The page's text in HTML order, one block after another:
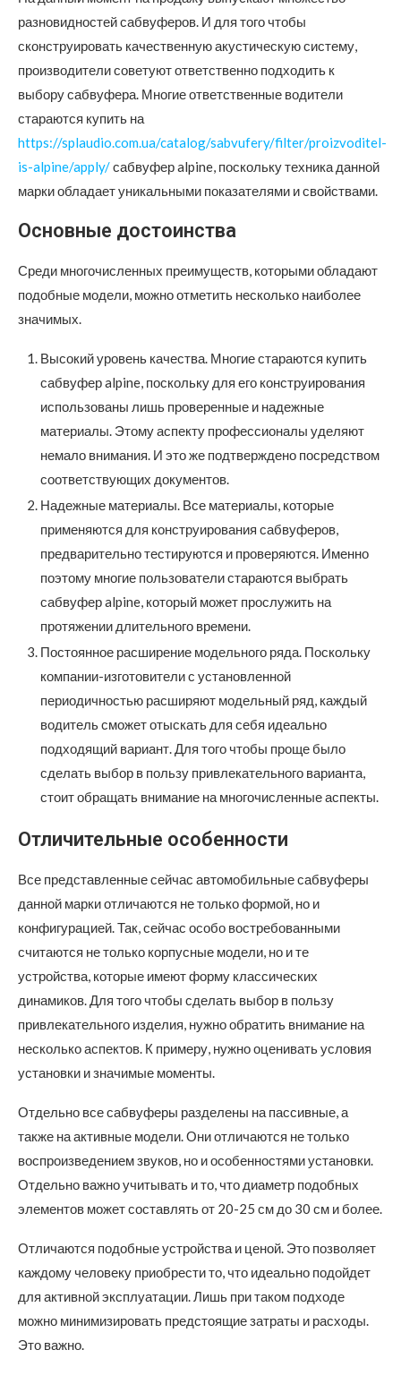
разновидностей сабвуферов. И для того чтобы
сконструировать качественную акустическую систему,
производители советуют ответственно подходить к
выбору сабвуфера. Многие ответственные водители
стараются купить на
https://splaudio.com.ua/catalog/sabvufery/filter/proizvoditel-
is-alpine/apply/сабвуфер alpine, поскольку техника данной
марки обладает уникальными показателями и свойствами.
Основные достоинства
Среди многочисленных преимуществ, которыми обладают
подобные модели, можно отметить несколько наиболее
значимых.
Высокий уровень качества. Многие стараются купить
сабвуфер alpine, поскольку для его конструирования
использованы лишь проверенные и надежные
материалы. Этому аспекту профессионалы уделяют
немало внимания. И это же подтверждено посредством
соответствующих документов.
Надежные материалы. Все материалы, которые
применяются для конструирования сабвуферов,
предварительно тестируются и проверяются. Именно
поэтому многие пользователи стараются выбрать
сабвуфер alpine, который может прослужить на
протяжении длительного времени.
Постоянное расширение модельного ряда. Поскольку
компании-изготовители с установленной
периодичностью расширяют модельный ряд, каждый
водитель сможет отыскать для себя идеально
подходящий вариант. Для того чтобы проще было
сделать выбор в пользу привлекательного варианта,
стоит обращать внимание на многочисленные аспекты.
Отличительные особенности
Все представленные сейчас автомобильные сабвуферы
данной марки отличаются не только формой, но и
конфигурацией. Так, сейчас особо востребованными
считаются не только корпусные модели, но и те
устройства, которые имеют форму классических
динамиков. Для того чтобы сделать выбор в пользу
привлекательного изделия, нужно обратить внимание на
несколько аспектов. К примеру, нужно оценивать условия
установки и значимые моменты.
Отдельно все сабвуферы разделены на пассивные, а
также на активные модели. Они отличаются не только
воспроизведением звуков, но и особенностями установки.
Отдельно важно учитывать и то, что диаметр подобных
элементов может составлять от 20-25 см до 30 см и более.
Отличаются подобные устройства и ценой. Это позволяет
каждому человеку приобрести то, что идеально подойдет
для активной эксплуатации. Лишь при таком подходе
можно минимизировать предстоящие затраты и расходы.
Это важно.